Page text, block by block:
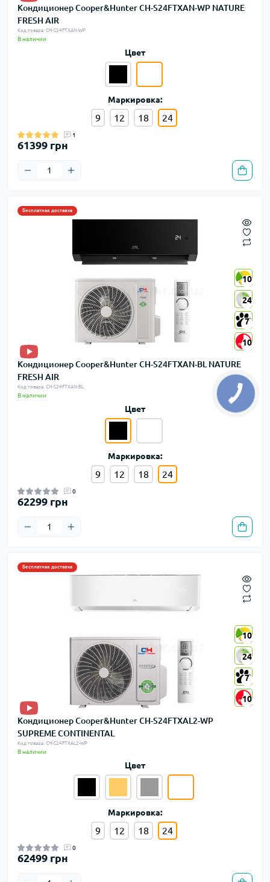
Кондиционер Cooper&Hunter CH-S24FTXAN-WP NATURE
FRESH AIR
Код товара: CH-S24FTXAN-WP
В наличии
Цвет
Маркировка:
9 12 18 24
1
61399 грн
Бесплатная доставка
10
24
7
10
10
24
7
10
Кондиционер Cooper&Hunter CH-S24FTXAN-BL NATURE
FRESH AIR
Код товара: CH-S24FTXAN-BL
В наличии
Цвет
Маркировка:
9 12 18 24
0
62299 грн
Бесплатная доставка
10
24
7
10
10
24
7
10
Кондиционер Cooper&Hunter CH-S24FTXAL2-WP
SUPREME CONTINENTAL
Код товара: CH-S24FTXAL2-WP
В наличии
Цвет
Маркировка:
9 12 18 24
0
62499 грн